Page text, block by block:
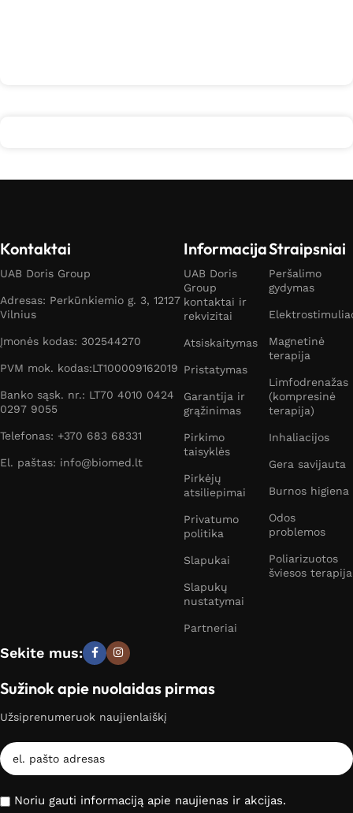
Kontaktai
UAB Doris Group
Adresas: Perkūnkiemio g. 3, 12127
Vilnius
Įmonės kodas: 302544270
PVM mok. kodas:LT100009162019
Banko sąsk. nr.: LT70 4010 0424
0297 9055
Telefonas: +370 683 68331
El. paštas: info@biomed.lt
Informacija
UAB Doris
Group
kontaktai ir
rekvizitai
Atsiskaitymas
Pristatymas
Garantija ir
grąžinimas
Pirkimo
taisyklės
Pirkėjų
atsiliepimai
Privatumo
politika
Slapukai
Slapukų
nustatymai
Partneriai
Straipsniai
Peršalimo
gydymas
Magnetinė
terapija
Limfodrenažas
(kompresinė
terapija)
Inhaliacijos
Gera savijauta
Burnos higiena
Odos
problemos
Poliarizuotos
šviesos terapija
Sekite mus:
Sužinok apie nuolaidas pirmas
Užsiprenumeruok naujienlaiškį
Noriu gauti informaciją apie naujienas ir akcijas.